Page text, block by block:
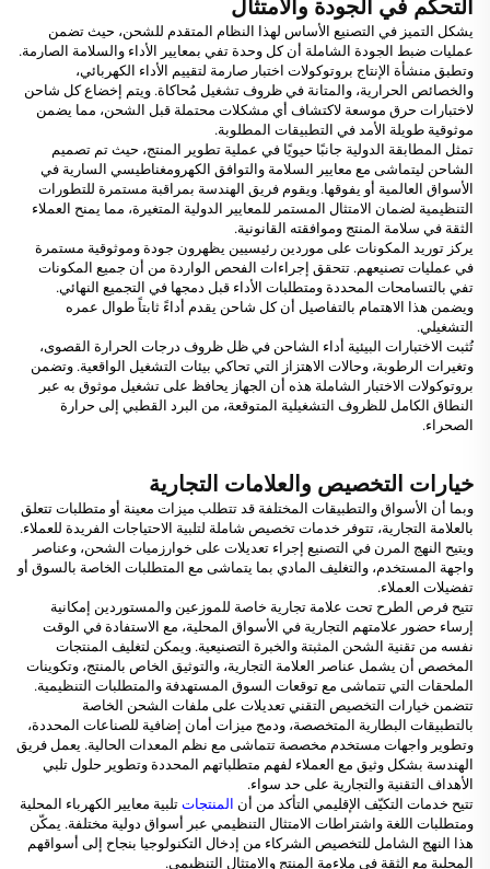
التحكم في الجودة والامتثال
يشكل التميز في التصنيع الأساس لهذا النظام المتقدم للشحن، حيث تضمن
عمليات ضبط الجودة الشاملة أن كل وحدة تفي بمعايير الأداء والسلامة الصارمة.
وتطبق منشأة الإنتاج بروتوكولات اختبار صارمة لتقييم الأداء الكهربائي،
والخصائص الحرارية، والمتانة في ظروف تشغيل مُحاكاة. ويتم إخضاع كل شاحن
لاختبارات حرق موسعة لاكتشاف أي مشكلات محتملة قبل الشحن، مما يضمن
موثوقية طويلة الأمد في التطبيقات المطلوبة.
تمثل المطابقة الدولية جانبًا حيويًا في عملية تطوير المنتج، حيث تم تصميم
الشاحن ليتماشى مع معايير السلامة والتوافق الكهرومغناطيسي السارية في
الأسواق العالمية أو يفوقها. ويقوم فريق الهندسة بمراقبة مستمرة للتطورات
التنظيمية لضمان الامتثال المستمر للمعايير الدولية المتغيرة، مما يمنح العملاء
الثقة في سلامة المنتج وموافقته القانونية.
يركز توريد المكونات على موردين رئيسيين يظهرون جودة وموثوقية مستمرة
في عمليات تصنيعهم. تتحقق إجراءات الفحص الواردة من أن جميع المكونات
تفي بالتسامحات المحددة ومتطلبات الأداء قبل دمجها في التجميع النهائي.
ويضمن هذا الاهتمام بالتفاصيل أن كل شاحن يقدم أداءً ثابتاً طوال عمره
التشغيلي.
تُثبت الاختبارات البيئية أداء الشاحن في ظل ظروف درجات الحرارة القصوى،
وتغيرات الرطوبة، وحالات الاهتزاز التي تحاكي بيئات التشغيل الواقعية. وتضمن
بروتوكولات الاختبار الشاملة هذه أن الجهاز يحافظ على تشغيل موثوق به عبر
النطاق الكامل للظروف التشغيلية المتوقعة، من البرد القطبي إلى حرارة
الصحراء.
خيارات التخصيص والعلامات التجارية
وبما أن الأسواق والتطبيقات المختلفة قد تتطلب ميزات معينة أو متطلبات تتعلق
بالعلامة التجارية، تتوفر خدمات تخصيص شاملة لتلبية الاحتياجات الفريدة للعملاء.
ويتيح النهج المرن في التصنيع إجراء تعديلات على خوارزميات الشحن، وعناصر
واجهة المستخدم، والتغليف المادي بما يتماشى مع المتطلبات الخاصة بالسوق أو
تفضيلات العملاء.
تتيح فرص الطرح تحت علامة تجارية خاصة للموزعين والمستوردين إمكانية
إرساء حضور علامتهم التجارية في الأسواق المحلية، مع الاستفادة في الوقت
نفسه من تقنية الشحن المثبتة والخبرة التصنيعية. ويمكن لتغليف المنتجات
المخصص أن يشمل عناصر العلامة التجارية، والتوثيق الخاص بالمنتج، وتكوينات
الملحقات التي تتماشى مع توقعات السوق المستهدفة والمتطلبات التنظيمية.
تتضمن خيارات التخصيص التقني تعديلات على ملفات الشحن الخاصة
بالتطبيقات البطارية المتخصصة، ودمج ميزات أمان إضافية للصناعات المحددة،
وتطوير واجهات مستخدم مخصصة تتماشى مع نظم المعدات الحالية. يعمل فريق
الهندسة بشكل وثيق مع العملاء لفهم متطلباتهم المحددة وتطوير حلول تلبي
الأهداف التقنية والتجارية على حد سواء.
تتيح خدمات التكيّف الإقليمي التأكد من أن المنتجات تلبية معايير الكهرباء المحلية
ومتطلبات اللغة واشتراطات الامتثال التنظيمي عبر أسواق دولية مختلفة. يمكّن
هذا النهج الشامل للتخصيص الشركاء من إدخال التكنولوجيا بنجاح إلى أسواقهم
المحلية مع الثقة في ملاءمة المنتج والامتثال التنظيمي.